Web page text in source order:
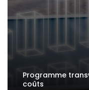
Programme
coûts